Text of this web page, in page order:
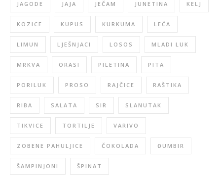
JAGODE JAJA JEČAM JUNETINA KELJ
KOZICE KUPUS KURKUMA LEĆA
LIMUN LJEŠNJACI LOSOS MLADI LUK
MRKVA ORASI PILETINA PITA
PORILUK PROSO RAJČICE RAŠTIKA
RIBA SALATA SIR SLANUTAK
TIKVICE TORTILJE VARIVO
ZOBENE PAHULJICE ČOKOLADA ĐUMBIR
ŠAMPINJONI ŠPINAT